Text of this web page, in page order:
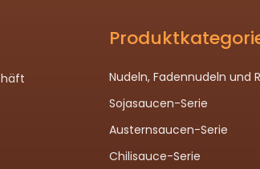
Nudeln, Fadennudeln und
Sojasaucen-Serie
Austernsaucen-Serie
Chilisauce-Serie